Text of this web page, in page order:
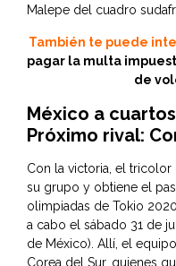
Malepe del cuadro
También te puede
pagar la multa
de
México a
Próximo rival:
Con la victoria, el
su grupo y obtiene el
olimpiadas de Tokio
a cabo el sábado 31 de
de México). Allí, el
Corea del Sur, quienes